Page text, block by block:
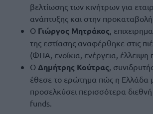
βελτίωσης των κινήτρων για
ανάπτυξης και στην
Ο Γιώργος Μητράκος,
της εστίασης αναφέρθηκε στις
(ΦΠΑ, ενοίκια, ενέργεια,
Ο Δημήτρης Κούτρας,
έθεσε το ερώτημα πώς η Ελλάδα
προσελκύσει περισσότερα διεθνή
funds.